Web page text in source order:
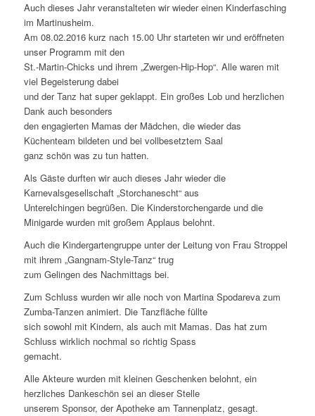
Auch dieses Jahr veranstalteten wir wieder einen Kinderfasching
im Martinusheim.
Am 08.02.2016 kurz nach 15.00 Uhr starteten wir und eröffneten
unser Programm mit den
St.-Martin-Chicks und ihrem „Zwergen-Hip-Hop“. Alle waren mit
viel Begeisterung dabei
und der Tanz hat super geklappt. Ein großes Lob und herzlichen
Dank auch besonders
den engagierten Mamas der Mädchen, die wieder das
Küchenteam bildeten und bei vollbesetztem Saal
ganz schön was zu tun hatten.
Als Gäste durften wir auch dieses Jahr wieder die
Karnevalsgesellschaft „Storchanescht“ aus
Unterelchingen begrüßen. Die Kinderstorchengarde und die
Minigarde wurden mit großem Applaus belohnt.
Auch die Kindergartengruppe unter der Leitung von Frau Stroppel
mit ihrem „Gangnam-Style-Tanz“ trug
zum Gelingen des Nachmittags bei.
Zum Schluss wurden wir alle noch von Martina Spodareva zum
Zumba-Tanzen animiert. Die Tanzfläche füllte
sich sowohl mit Kindern, als auch mit Mamas. Das hat zum
Schluss wirklich nochmal so richtig Spass
gemacht.
Alle Akteure wurden mit kleinen Geschenken belohnt, ein
herzliches Dankeschön sei an dieser Stelle
unserem Sponsor, der Apotheke am Tannenplatz, gesagt.